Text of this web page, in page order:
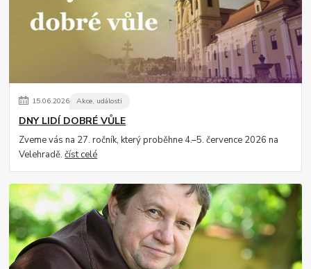
15.06.2026 Akce, události
DNY LIDÍ DOBRÉ VŮLE
Zveme vás na 27. ročník, který proběhne 4.–5. července 2026 na
Velehradě.číst celé